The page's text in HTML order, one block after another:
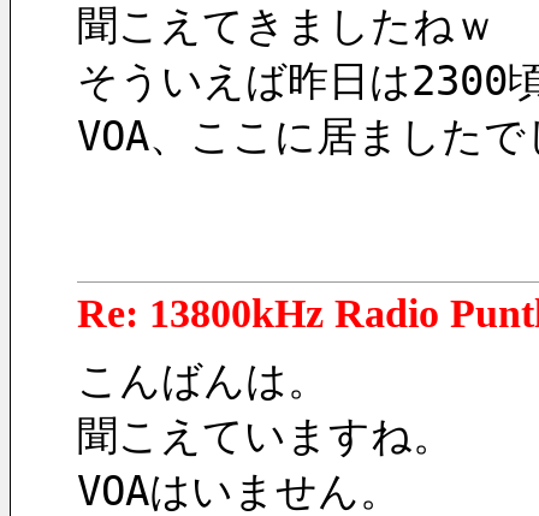
聞こえてきましたねｗ
そういえば昨日は2300
VOA、ここに居ました
Re: 13800kHz Radio
こんばんは。
聞こえていますね。
VOAはいません。